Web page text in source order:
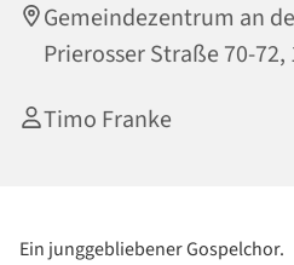
Gemeindezentrum an
Prierosser Straße 70-72,
Timo Franke
Ein junggebliebener Gospelchor.